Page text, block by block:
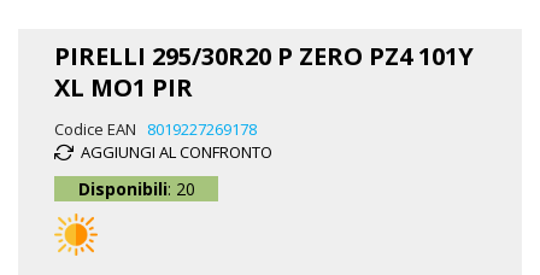
PIRELLI 295/30R20 P ZERO PZ4 101Y
XL MO1 PIR
Codice EAN
8019227269178
AGGIUNGI AL CONFRONTO
Disponibili: 20
galleria
immagini